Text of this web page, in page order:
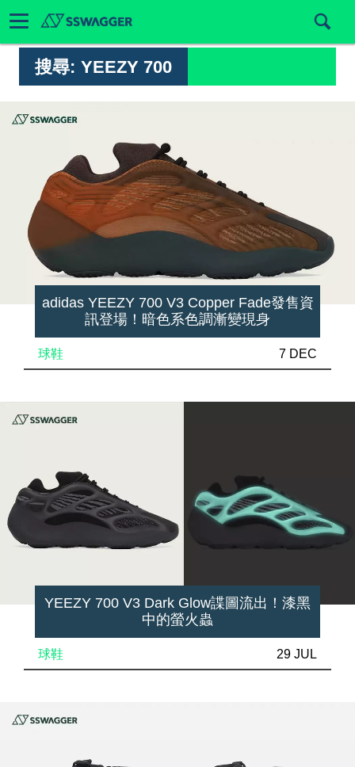
搜尋: YEEZY 700
adidas YEEZY 700 V3 Copper Fade發售資
訊登場！暗色系色調漸變現身
球鞋 7 DEC
YEEZY 700 V3 Dark Glow諜圖流出！漆黑
中的螢火蟲
球鞋 29 JUL